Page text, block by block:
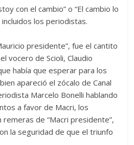
con el cambio” o “El cambio lo
los periodistas.
presidente”, fue el cantito
vocero de Scioli, Claudio
había que esperar para los
apareció el zócalo de Canal
Marcelo Bonelli hablando
a favor de Macri, los
de “Macri presidente”,
la seguridad de que el triunfo